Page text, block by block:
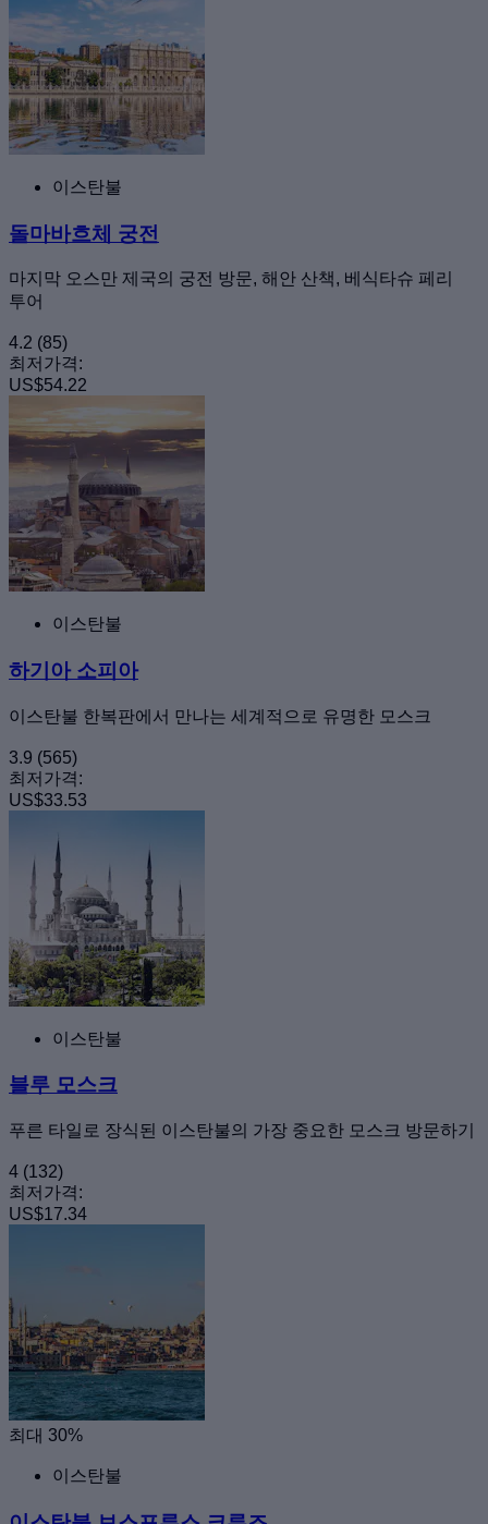
이스탄불
돌마바흐체 궁전
마지막 오스만 제국의 궁전 방문, 해안 산책, 베식타슈 페리
투어
4.2 (85)
최저가격:
US$54.22
이스탄불
하기아 소피아
이스탄불 한복판에서 만나는 세계적으로 유명한 모스크
3.9 (565)
최저가격:
US$33.53
이스탄불
블루 모스크
푸른 타일로 장식된 이스탄불의 가장 중요한 모스크 방문하기
4 (132)
최저가격:
US$17.34
최대 30%
이스탄불